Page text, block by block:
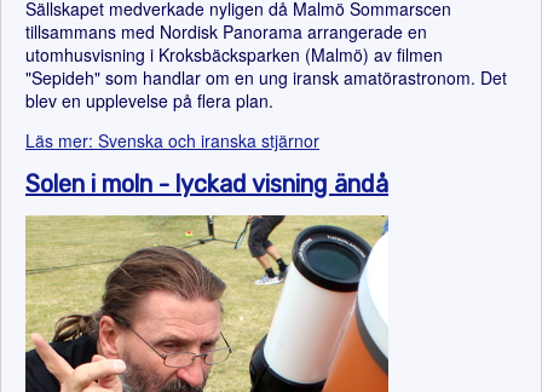
Sällskapet medverkade nyligen då Malmö Sommarscen
tillsammans med Nordisk Panorama arrangerade en
utomhusvisning i Kroksbäcksparken (Malmö) av filmen
"Sepideh" som handlar om en ung iransk amatörastronom. Det
blev en upplevelse på flera plan.
Läs mer: Svenska och iranska stjärnor
Solen i moln - lyckad visning ändå